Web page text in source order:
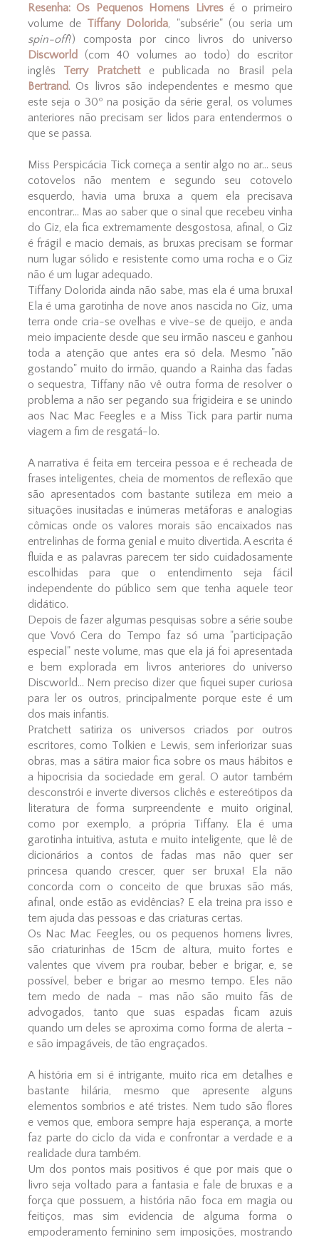
Resenha: Os Pequenos Homens Livresé o primeiro
volume de Tiffany Dolorida, "subsérie" (ou seria um
spin-off?) composta por cinco livros do universo
Discworld (com 40 volumes ao todo)
do escritor
inglês Terry Pratchette publicada no Brasil pela
Bertrand. Os livros são independentes e mesmo que
este seja o 30º na posição da série geral, os volumes
anteriores não precisam ser lidos para entendermos o
que se passa.
Miss Perspicácia Tick começa a sentir algo no ar... seus
cotovelos não mentem e segundo seu cotovelo
esquerdo, havia uma bruxa a quem ela precisava
encontrar... Mas ao saber que o sinal que recebeu vinha
do Giz, ela fica extremamente desgostosa, afinal, o Giz
é frágil e macio demais, as bruxas precisam se formar
num lugar sólido e resistente como uma rocha e o Giz
não é um lugar adequado.
Tiffany Dolorida ainda não sabe, mas ela é uma bruxa!
Ela é uma garotinha de nove anos nascida no Giz, uma
terra onde cria-se ovelhas e vive-se de queijo, e anda
meio impaciente desde que seu irmão nasceu e ganhou
toda a atenção que antes era só dela. Mesmo "não
gostando" muito do irmão, quando a Rainha das fadas
o sequestra, Tiffany não vê outra forma de resolver o
problema a não ser pegando sua frigideira e se unindo
aos Nac Mac Feegles e a Miss Tick para partir numa
viagem a fim de resgatá-lo.
A narrativa é feita em terceira pessoa e é recheada de
frases inteligentes, cheia de momentos de reflexão que
são apresentados com bastante sutileza em meio a
situações inusitadas e inúmeras metáforas e analogias
cômicas onde os valores morais são encaixados nas
entrelinhas de forma genial e muito divertida. A escrita é
fluída e as palavras parecem ter sido cuidadosamente
escolhidas para que o entendimento seja fácil
independente do público sem que tenha aquele teor
didático.
Depois de fazer algumas pesquisas sobre a série soube
que Vovó Cera do Tempo faz só uma "participação
especial" neste volume, mas que ela já foi apresentada
e bem explorada em livros anteriores do universo
Discworld... Nem preciso dizer que fiquei super curiosa
para ler os outros, principalmente porque este é um
dos mais infantis.
Pratchett satiriza os universos criados por outros
escritores, como Tolkien e Lewis, sem inferiorizar suas
obras, mas a sátira maior fica sobre os maus hábitos e
a hipocrisia da sociedade em geral. O autor também
desconstrói e inverte diversos clichês e estereótipos da
literatura de forma surpreendente e muito original,
como por exemplo, a própria Tiffany. Ela é uma
garotinha intuitiva, astuta e muito inteligente, que lê de
dicionários a contos de fadas mas não quer ser
princesa quando crescer, quer ser bruxa! Ela não
concorda com o conceito de que bruxas são más,
afinal, onde estão as evidências? E ela treina pra isso e
tem ajuda das pessoas e das criaturas certas.
Os Nac Mac Feegles, ou os pequenos homens livres,
são criaturinhas de 15cm de altura, muito fortes e
valentes que vivem pra roubar, beber e brigar, e, se
possível, beber e brigar ao mesmo tempo. Eles não
tem medo de nada - mas não são muito fãs de
advogados, tanto que suas espadas ficam azuis
quando um deles se aproxima como forma de alerta -
e são impagáveis, de tão engraçados.
A história em si é intrigante, muito rica em detalhes e
bastante hilária, mesmo que apresente alguns
elementos sombrios e até tristes. Nem tudo são flores
e vemos que, embora sempre haja esperança, a morte
faz parte do ciclo da vida e confrontar a verdade e a
realidade dura também.
Um dos pontos mais positivos é que por mais que o
livro seja voltado para a fantasia e fale de bruxas e a
força que possuem, a história não foca em magia ou
feitiços, mas sim evidencia de alguma forma o
empoderamento feminino sem imposições, mostrando